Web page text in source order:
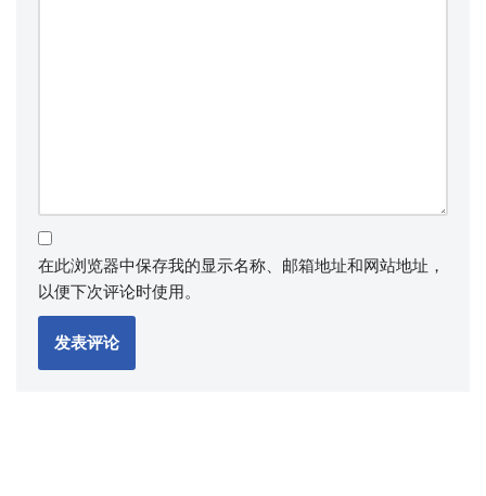
在此浏览器中保存我的显示名称、邮箱地址和网站地址，
以便下次评论时使用。